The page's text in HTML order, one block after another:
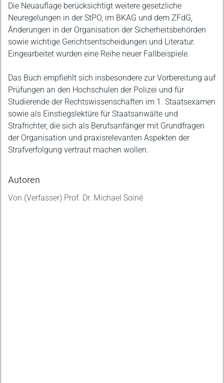
Die Neuauflage berücksichtigt weitere gesetzliche
Neuregelungen in der StPO, im BKAG und dem ZFdG,
Änderungen in der Organisation der Sicherheitsbehörden
sowie wichtige Gerichtsentscheidungen und Literatur.
Eingearbeitet wurden eine Reihe neuer Fallbeispiele.
Das Buch empfiehlt sich insbesondere zur Vorbereitung auf
Prüfungen an den Hochschulen der Polizei und für
Studierende der Rechtswissenschaften im 1. Staatsexamen
sowie als Einstiegslektüre für Staatsanwälte und
Strafrichter, die sich als Berufsanfänger mit Grundfragen
der Organisation und praxisrelevanten Aspekten der
Strafverfolgung vertraut machen wollen.
Autoren
Von (Verfasser) Prof. Dr. Michael Soiné